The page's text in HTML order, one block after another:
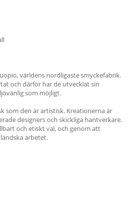
världens nordligaste smyckefabrik.
och därför har de utvecklat sin
som möjligt.
som den är artistisk. Kreationerna är
designers och skickliga hantverkare.
och etiskt val, och genom att
arbetet.